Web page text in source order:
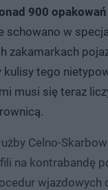
900
schowano w
zakamarkach
kulisy tego
musi się teraz
Celno-
na kontrabandę
wjazdowych